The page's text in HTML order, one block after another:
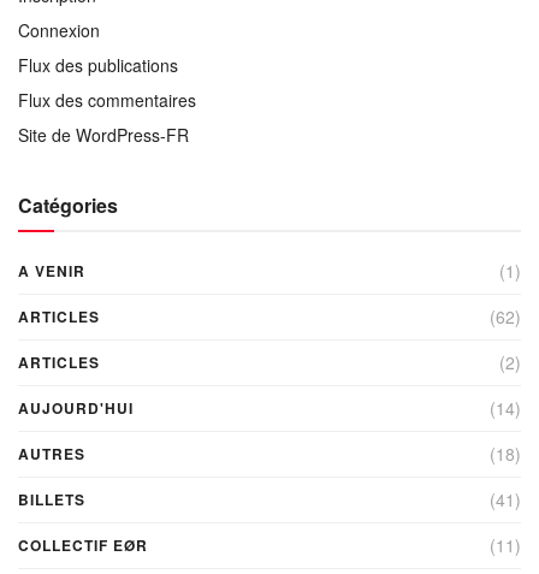
Connexion
Flux des publications
Flux des commentaires
Site de WordPress-FR
Catégories
A VENIR (1)
ARTICLES (62)
ARTICLES (2)
AUJOURD'HUI (14)
AUTRES (18)
BILLETS (41)
COLLECTIF EØR (11)